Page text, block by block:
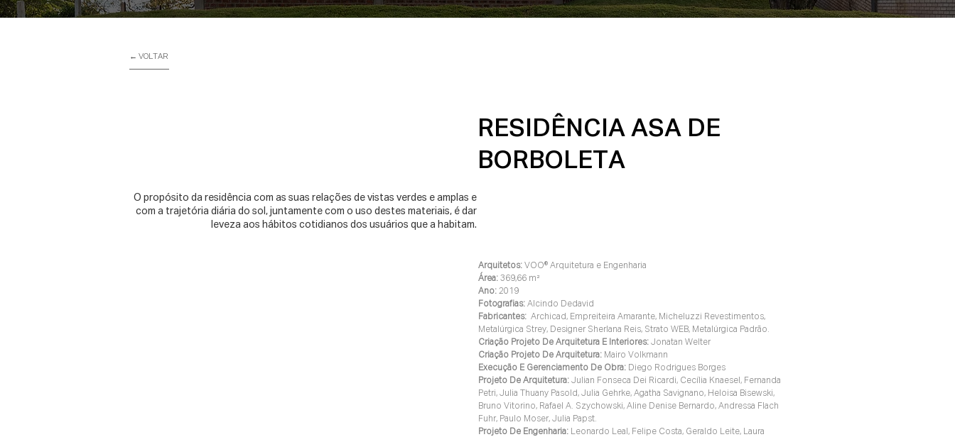
← VOLTAR
O propósito da residência com as suas relações de vistas verdes e amplas e
com a trajetória diária do sol, juntamente com o uso destes materiais, é dar
leveza aos hábitos cotidianos dos usuários que a habitam.
RESIDÊNCIA ASA DE
BORBOLETA
Arquitetos: VOO® Arquitetura e Engenharia
Área: 369,66 m²
Ano: 2019
Fotografias: Alcindo Dedavid
Fabricantes:
  Archicad, Empreiteira Amarante, Micheluzzi Revestimentos,
Metalúrgica Strey, Designer Sherlana Reis, Strato WEB, Metalúrgica Padrão.
Criação Projeto De Arquitetura E Interiores: Jonatan Welter
Criação Projeto De Arquitetura: Mairo Volkmann
Execução E Gerenciamento De Obra: Diego Rodrigues Borges
Projeto De Arquitetura: Julian Fonseca Dei Ricardi, Cecília Knaesel, Fernanda
Petri, Julia Thuany Pasold, Julia Gehrke, Agatha Savignano, Heloisa Bisewski,
Bruno Vitorino, Rafael A. Szychowski, Aline Denise Bernardo, Andressa Flach
Fuhr, Paulo Moser, Julia Papst.
Projeto De Engenharia: Leonardo Leal, Felipe Costa, Geraldo Leite, Laura